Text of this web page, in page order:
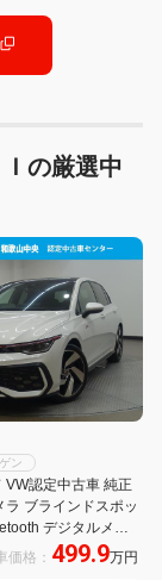
の厳選中
ン
VW認定中古車 純正
ラ ブラインドスポッ
デジタルメー
ライト ETC2.0 クル
ル スペアキー 純正ア
価格： 499.9万円